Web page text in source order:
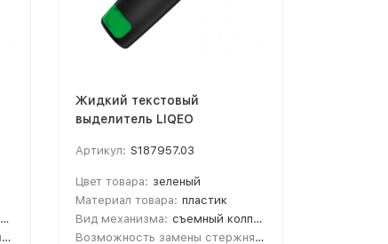
Возможность замены стержня/картриджа:
нет
Жидкий текстовый
выделитель LIQEO
Артикул: S187957.03
Цвет товара: зеленый
Материал товара: пластик
Вид механизма: съемный колпачок
Возможность замены стержня/картриджа: